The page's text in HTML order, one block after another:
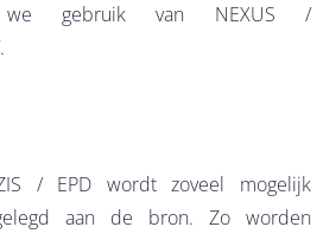
we gebruik van NEXUS /
/ EPD wordt zoveel mogelijk
aan de bron. Zo worden